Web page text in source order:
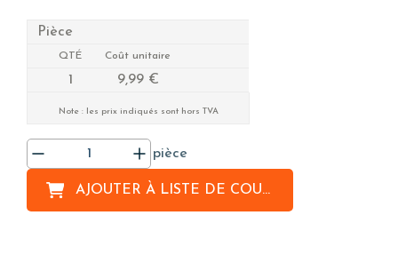
Pièce
QTÉ Coût unitaire
1 9,99 €
Note : les prix indiqués sont hors TVA
pièce
AJOUTER ÀLISTE DE COURSES